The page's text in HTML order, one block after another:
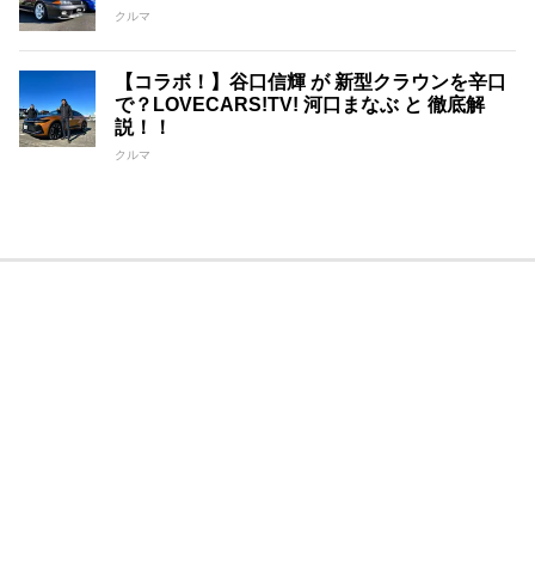
クルマ
【コラボ！】谷口信輝 が 新型クラウンを辛口
で？LOVECARS!TV! 河口まなぶ と 徹底解
説！！
クルマ